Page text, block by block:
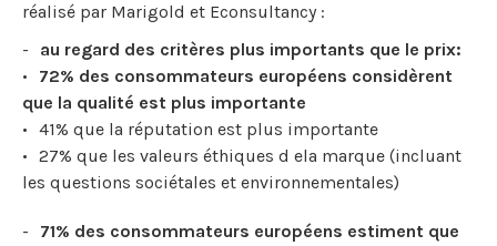
réalisé par Marigold et Econsultancy :
au regard des critères plus importants que le prix:
72% des consommateurs européens considèrent
que la qualité est plus importante
41% que la réputation est plus importante
27% que les valeurs éthiques d ela marque (incluant
les questions sociétales et environnementales)
71% des consommateurs européens estiment que